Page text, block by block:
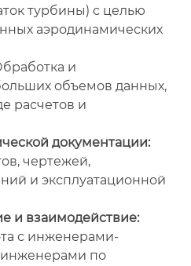
турбины) с целью
аэродинамических
и
объемов данных,
расчетов и
документации:
чертежей,
и эксплуатационной
и взаимодействие:
с инженерами-
инженерами по